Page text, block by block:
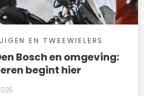
EN TWEEWIELERS
Bosch en omgeving:
begint hier